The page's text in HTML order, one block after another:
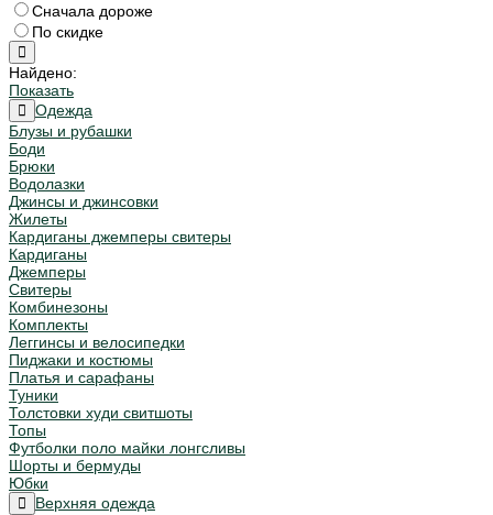
Сначала дороже
По скидке
Найдено:
Показать
Одежда
Блузы и рубашки
Боди
Брюки
Водолазки
Джинсы и джинсовки
Жилеты
Кардиганы джемперы свитеры
Кардиганы
Джемперы
Свитеры
Комбинезоны
Комплекты
Леггинсы и велосипедки
Пиджаки и костюмы
Платья и сарафаны
Туники
Толстовки худи свитшоты
Топы
Футболки поло майки лонгсливы
Шорты и бермуды
Юбки
Верхняя одежда